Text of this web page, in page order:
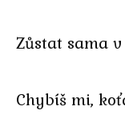
Zůstat sama
Chybíš mi,